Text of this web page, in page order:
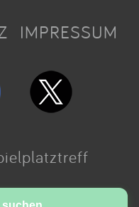
IMPRESSUM